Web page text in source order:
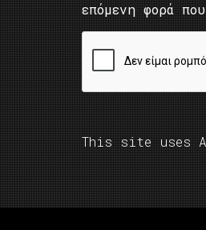
επόμενη φορά
This site uses